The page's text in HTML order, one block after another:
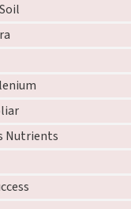
Nutrients